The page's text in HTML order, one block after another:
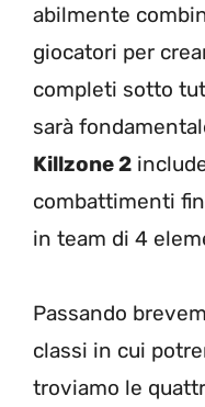
abilmente
giocatori per
completi sotto
sarà
Killzone 2
combattimenti
in team di 4
Passando
classi in cui
troviamo le